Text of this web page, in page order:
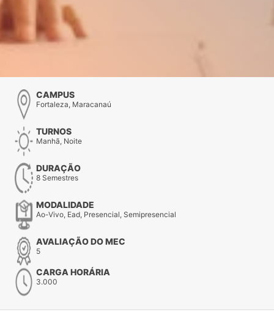
CAMPUS
Fortaleza, Maracanaú
TURNOS
Manhã, Noite
DURAÇÃO
8 Semestres
MODALIDADE
Ao-Vivo, Ead, Presencial, Semipresencial
AVALIAÇÃO DO MEC
5
CARGA HORÁRIA
3.000